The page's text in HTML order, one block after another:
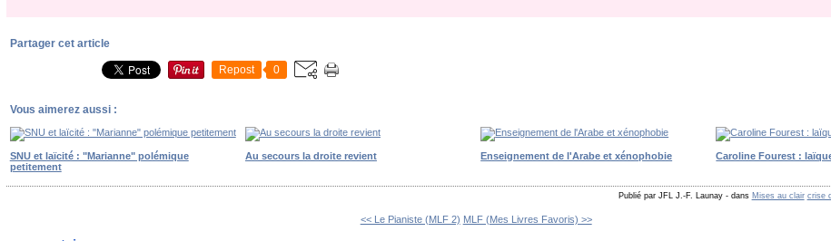
Partager cet article
Repost 0
Vous aimerez aussi :
SNU et laïcité : "Marianne" polémique
petitement
Au secours la droite revient Enseignement de l'Arabe et xénophobie Caroline Fourest :
Publié par JFL J.-F. Launay -dans Mises au clair crise
<< Le Pianiste (MLF 2) MLF (Mes Livres Favoris) >>